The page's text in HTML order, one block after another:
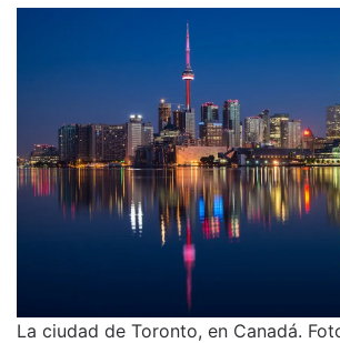
La ciudad de Toronto, en Canadá.